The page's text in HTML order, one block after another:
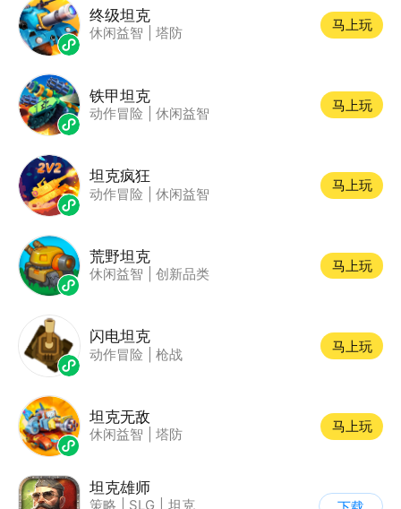
终级坦克
休闲益智 塔防
马上玩
铁甲坦克
动作冒险 休闲益智
马上玩
坦克疯狂
动作冒险 休闲益智
马上玩
荒野坦克
休闲益智 创新品类
马上玩
闪电坦克
动作冒险 枪战
马上玩
坦克无敌
休闲益智 塔防
马上玩
坦克雄师
策略 SLG
坦克